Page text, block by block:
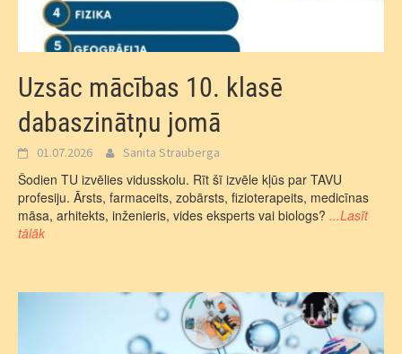
Uzsāc mācības 10. klasē
dabaszinātņu jomā
01.07.2026 Sanita Strauberga
Šodien TU izvēlies vidusskolu. Rīt šī izvēle kļūs par TAVU
profesiju. Ārsts, farmaceits, zobārsts, fizioterapeits, medicīnas
māsa, arhitekts, inženieris, vides eksperts vai biologs? ...Lasīt
tālāk